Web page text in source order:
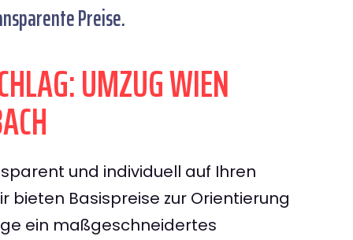
Preise.
UMZUG WIEN
und individuell auf Ihren
bieten Basispreise zur Orientierung
ein maßgeschneidertes